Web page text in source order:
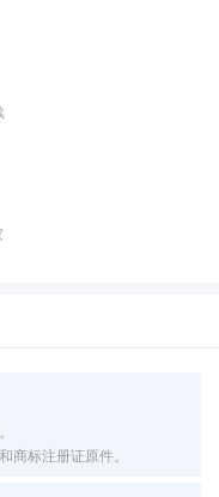
商标注册证原件。